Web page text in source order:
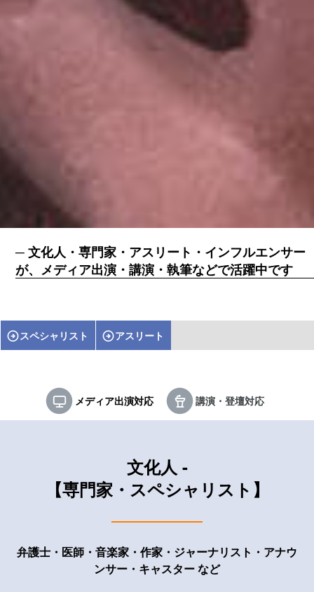
文化人・専門家・アスリート・インフルエンサー
が、メディア出演・講演・執筆などで活躍中です
スペシャリスト アスリート
メディア出演対応 講演・登壇対応
文化人 -
【専門家・スペシャリスト】
弁護士・医師・音楽家・作家・ジャーナリスト・アナウ
ンサー・キャスター など